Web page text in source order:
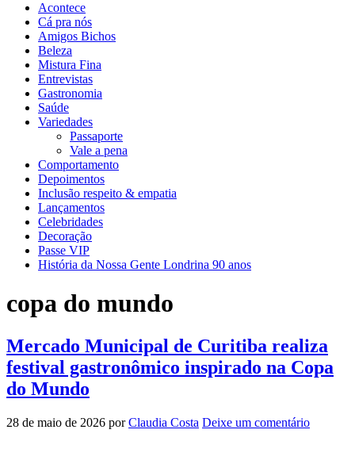
Acontece
Cá pra nós
Amigos Bichos
Beleza
Mistura Fina
Entrevistas
Gastronomia
Saúde
Variedades
Passaporte
Vale a pena
Comportamento
Depoimentos
Inclusão respeito & empatia
Lançamentos
Celebridades
Decoração
Passe VIP
História da Nossa Gente Londrina 90 anos
copa do mundo
Mercado Municipal de Curitiba realiza
festival gastronômico inspirado na Copa
do Mundo
28 de maio de 2026 porClaudia Costa Deixe um comentário